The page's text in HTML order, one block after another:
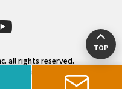
all rights reserved.
建売を探す
TOP